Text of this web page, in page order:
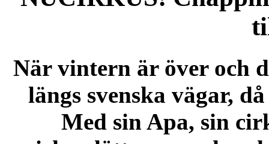
När vintern är över och
längs svenska vägar,
Med sin Apa, sin